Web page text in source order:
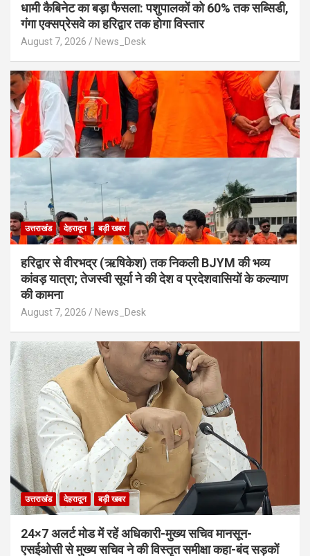
​धामी कैबिनेट का बड़ा फैसला: पशुपालकों को 60% तक सब्सिडी,
गंगा एक्सप्रेसवे का हरिद्वार तक होगा विस्तार
August 7, 2026 News_Desk
उत्तराखंड देहरादून बड़ी खबर
​हरिद्वार से वीरभद्र (ऋषिकेश) तक निकली BJYM की भव्य
कांवड़ यात्रा; तेजस्वी सूर्या ने की देश व प्रदेशवासियों के कल्याण
की कामना
August 7, 2026 News_Desk
उत्तराखंड देहरादून बड़ी खबर
24×7 अलर्ट मोड में रहें अधिकारी-मुख्य सचिव मानसून-
एसईओसी से मुख्य सचिव ने की विस्तृत समीक्षा कहा-बंद सड़कों